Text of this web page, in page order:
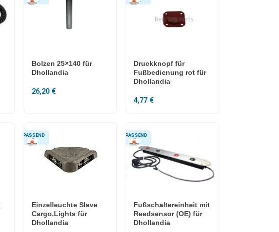
Bolzen 25×140 für
Dhollandia
26,20 €
Druckknopf für
Fußbedienung rot für
Dhollandia
4,77 €
Einzelleuchte Slave
Cargo.Lights für
Dhollandia
Fußschaltereinheit mit
Reedsensor (OE) für
Dhollandia